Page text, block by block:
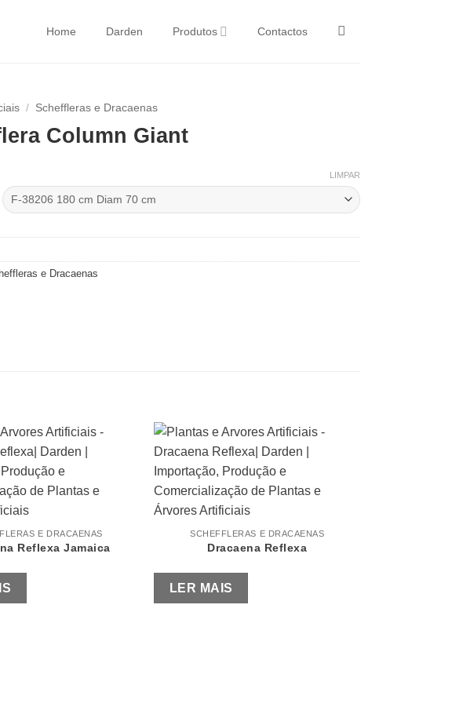
Home Darden Produtos Contactos
/ Scheffleras e Dracaenas
Column Giant
LIMPAR
e Dracaenas
E DRACAENAS
Reflexa Jamaica
SCHEFFLERAS E DRACAENAS
Dracaena Reflexa
LER MAIS